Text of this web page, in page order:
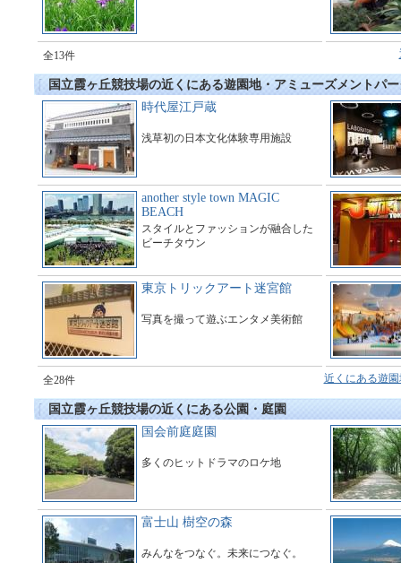
全13件
国立霞ヶ丘競技場の近くにある遊園地・アミューズメントパー
時代屋江戸蔵
浅草初の日本文化体験専用施設
another style town MAGIC
BEACH
スタイルとファッションが融合した
ビーチタウン
東京トリックアート迷宮館
写真を撮って遊ぶエンタメ美術館
全28件 近くにある遊
国立霞ヶ丘競技場の近くにある公園・庭園
国会前庭庭園
多くのヒットドラマのロケ地
富士山 樹空の森
みんなをつなぐ。未来につなぐ。